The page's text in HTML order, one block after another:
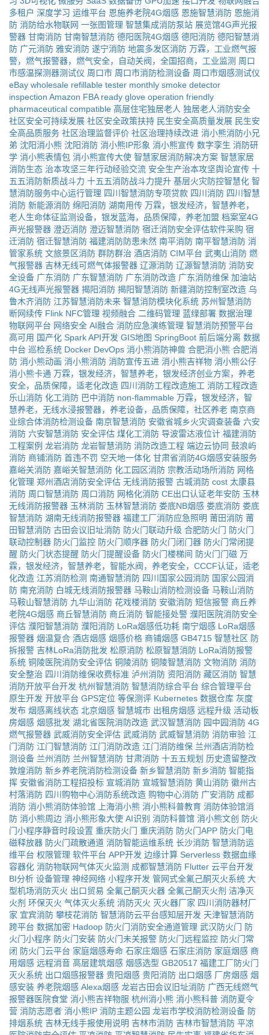
多租户 深度学习 运维平台 恩施养老院4G烟感 恩施智慧消防 恩施消
防 消防给水物联网 一张图管理 智慧集成消防泵站 展览馆4G声光报
警器 甘南消防 甘南智慧消防 德阳医院4G烟感 德阳消防 德阳智慧消
防 广元消防 雅安消防 遂宁消防 地震多发区消防 万霖，工业燃气报
警，燃气报警器，燃气安全，自动关阀，全国招商，工业监测 周口
市感温探测器测试仪 周口市 周口市消防检测设备 周口市烟感测试仪
eBay wholesale refillable tester monthly smoke detector
inspection Amazon FBA ready glove operation friendly
pharmaceutical compatible 高层住宅独居老人 独居老人消防安全
社区安全可持续发展 社区安全政策扶持 民生安全高质量发展 民生安
全高品质服务 社区治理监督评价 社区治理持续改进 消小熊消防小兄
弟 沈阳消小熊 沈阳消防 消小熊IP形象 消小熊宣传 数字孪生 消防研
学 消小熊表情包 消小熊宣传大使 智慧家居消防解决方案 智慧家居
消防生态 治本攻坚三年行动经验交流 安全生产治本攻坚舆论宣传 十
五五消防新质战斗力 十五五消防战斗力提升 基层火灾防控智慧化 智
慧消防服务中心运行管理 四川智慧消防专项贷款 四川消防 四川智慧
消防 新能源消防 绵阳消防 湖南用传 万霖，银发经济，智慧养老，
老人生命体征监测设备，银发蓝海，品质保障，养老加盟 档案室4G
声光报警器 澄迈消防 澄迈智慧消防 宿迁消防安全评估软件采购 宿
迁消防 宿迁智慧消防 福建消防防患未然 南平消防 南平智慧消防 消
管家系统 文旅景区消防 群防群治 酒店消防 CIM平台 武夷山消防 燃
气报警器 吉林无线可燃气体报警器 辽源消防 辽源智慧消防 消防安
全设备 广东消防 广东智慧消防 广东消防改造 广东消防维保 加油站
4G无线声光报警器 揭阳消防 揭阳智慧消防 新疆消防控制室改造 乌
鲁木齐消防 江苏智慧消防未来 智慧消防模块化系统 苏州智慧消防
断网续传 Flink NFC管理 视频融合 二维码管理 蓝绿部署 数据治理
物联网平台 网络安全 AI融合 消防应急演练管理 智慧消防预警平台
高可用 国产化 SparkAPI开发 GIS地图 SpringBoot 前后端分离 数据
中台 巡检系统 Docker DevOps 消小熊消防神兽 合肥消小熊 合肥消
防 消小熊动画 消小熊消防 消防宣传五进 消小熊吉祥物 消小熊公仔
消小熊卡通 万霖，银发经济，智慧养老，银发经济创业方案，养老
安全，品质保障，适老化改造 四川消防工程改造施工 消防工程改造
乐山消防 化工消防 巴中消防 non-flammable 万霖，银发经济，智
慧养老，无线水浸报警器，养老设备，品质保障，社区养老 南京商
业综合体消防检测设备 南京智慧消防 安徽省城乡火灾调查装备 六安
消防 六安智慧消防 安全评估 煤化工消防 导波雷达液位计 福建消防
工程案例 龙岩消防 龙岩智慧消防 消防改造工程 端边云协同 鼓浪屿
消防 商铺消防 首违不罚 空天地一体化 甘肃省消防4G烟感安装服务
嘉峪关消防 嘉峪关智慧消防 化工园区消防 宗教活动场所消防 网格
化管理 郑州酒店消防安全评估 无线消防报警 古城消防 cost 太康县
消防 周口智慧消防 周口消防 网格化消防 CE出口认证老年安防 玉林
无线消防报警器 玉林消防 玉林智慧消防 娄底NB烟感 娄底消防 娄底
智慧消防 湖南无线消防报警器 福建工厂消防应急照明 莆田消防 莆
田智慧消防 古田会议旧址消防 防火门联动升级 合肥防火门 防火门
联动控制器 防火门监控 防火门顺序器 防火门闭门器 防火门常闭提
醒 防火门状态提醒 防火门提醒设备 防火门楼梯间 防火门门磁 万
霖，银发经济，智慧养老，智能水阀，养老安全，CCCF认证，适老
化改造 江苏消防检测 南通智慧消防 四川国家公园消防 国家公园消
防 南充消防 白城无线消防报警器 马鞍山消防检测设备 马鞍山消防
马鞍山智慧消防 九华山消防 花戏楼消防 安徽消防 短信报警 商丘养
老院4G烟感 商丘智慧消防 商丘消防 智能接处警 濮阳医院消防安全
评估 濮阳智慧消防 濮阳消防 LoRa烟感低功耗 南宁烟感 LoRa烟感
报警器 烟温复合 酒店烟感 烟感价格 商铺烟感 GB4715 智慧社区 防
拆报警 吉林LoRa消防批发 松原消防 松原智慧消防 LoRa消防报警
系统 铜陵医院消防安全评估 铜陵消防 铜陵智慧消防 文物消防 消防
安全整治 四川消防维保收费标准 泸州消防 资阳消防 藏区消防 智慧
消防开放平台开发 杭州智慧消防 智慧消防综合平台 综合管理平台
原生开发 开放平台 GPS定位 等保测评 Kubernetes 数据仓库 灰度
发布 烟感离线状态 北京烟感 智慧城市 出租房烟感 远程升级 活动板
房烟感 烟感批发 湖北省医院消防改造 武汉智慧消防 园中园消防 4G
燃气报警器 武威消防安全评估 武威消防 武威智慧消防 消防审验 江
门消防 江门智慧消防 江门消防改造 江门消防维保 兰州酒店消防检
测设备 兰州消防 兰州智慧消防 甘肃消防 十五五规划 历史遗留整改
敦煌消防 新乡养老院消防检测设备 新乡智慧消防 新乡消防 智能指
挥 安徽省消防工程招投标 宣城消防 宣城智慧消防 黄山消防 徽州古
村落消防 四川购物中心消防系统改造 购物中心消防 广安消防 成都
消防 消小熊消防体验馆 上海消小熊 消小熊科普教育 消防体验馆消
防 消小熊周边 消小熊形象大使 AI识别 消防科普馆 消小熊文创
防火
门小程序静音时段设置 重庆防火门 重庆消防 防火门APP 防火门电
磁释放器 防火门疏散通道 消防智能运维系统 长沙消防 智慧消防运
维平台 权限管理 软件平台 APP开发 边缘计算 Serverless 数据血缘
容器化 消防物联网气体灭火监测 成都智慧消防 Flutter 云平台开发
BI分析 设备管理 神经网络 小程序开发 管网式全氟己酮灭火系统 大
型机场消防灭火 出口贸易 全氟己酮灭火器 全氟己酮灭火剂 洁净灭
火剂 环保灭火 气体灭火系统 消防灭火 灭火器厂家 四川消防器材厂
家 宜宾消防 攀枝花消防 智慧消防云平台感知层开发 天津智慧消防
跨平台 数据加密 Hadoop 防火门消防安全通道管理 武汉防火门 防
火门小程序 防火门安装 防火门未关报警 防火门远程监控 防火门常
闭 防火门云平台 家庭烟感寿命 石家庄烟感 石家庄消防 家庭烟感 商
用烟感 远程消音 高层建筑烟感 烟感选型 GB20517 福建工厂防火门
灭火系统 出口烟感报警器 贵阳烟感 贵阳消防 出口烟感 厂房烟感 烟
感安装 养老院烟感 Alexa烟感 龙岩古田会议旧址消防 广西无线燃气
报警器医院食堂 消小熊吉祥物服 杭州消小熊 消小熊科普 消防夏令
营 消防志愿者 消小熊IP 消防主题公园 龙岩市学校消防检测设备 防
排烟系统 吉林无线手报使用说明 吉林市消防 吉林市智慧消防 平凉